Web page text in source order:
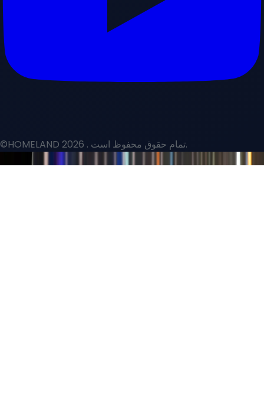
©HOMELAND 2026 . تمام حقوق محفوظ است.